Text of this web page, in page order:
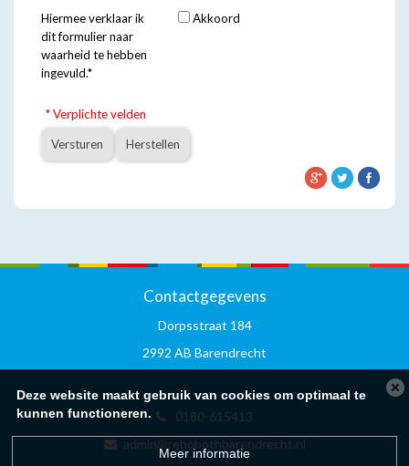
Hiermee verklaar ik
dit formulier naar
waarheid te hebben
ingevuld.*
Akkoord
* Verplichte velden
Versturen Herstellen
Contactgegevens
Dorpsstraat 184
2992 AB Barendrecht
0180-615413
admin@rehobothbarendrecht.nl
Deze website maakt gebruik van cookies om optimaal te
kunnen functioneren.
Meer informatie